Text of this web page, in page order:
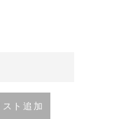
レイアウト
ト追加